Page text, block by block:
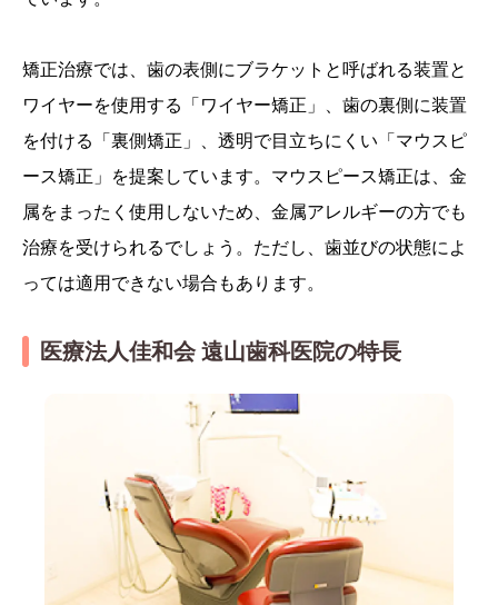
矯正治療では、歯の表側にブラケットと呼ばれる装置と
ワイヤーを使用する「ワイヤー矯正」、歯の裏側に装置
を付ける「裏側矯正」、透明で目立ちにくい「マウスピ
ース矯正」を提案しています。マウスピース矯正は、金
属をまったく使用しないため、金属アレルギーの方でも
治療を受けられるでしょう。ただし、歯並びの状態によ
っては適用できない場合もあります。
医療法人佳和会 遠山歯科医院の特長